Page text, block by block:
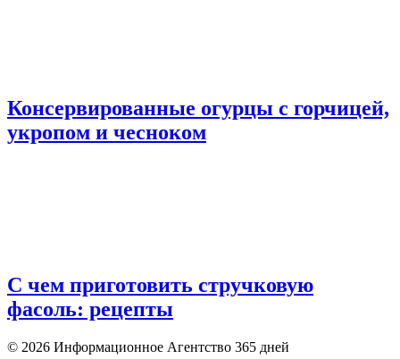
Консервированные огурцы с горчицей,
укропом и чесноком
С чем приготовить стручковую
фасоль: рецепты
© 2026 Информационное Агентство 365 дней